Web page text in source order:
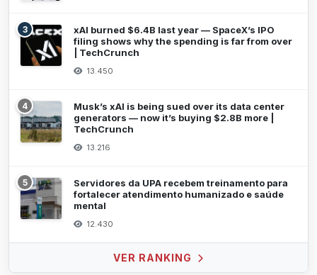
3
xAI burned $6.4B last year — SpaceX’s IPO
filing shows why the spending is far from over
| TechCrunch
13.450
4
Musk’s xAI is being sued over its data center
generators — now it’s buying $2.8B more |
TechCrunch
13.216
5
Servidores da UPA recebem treinamento para
fortalecer atendimento humanizado e saúde
mental
12.430
VER RANKING